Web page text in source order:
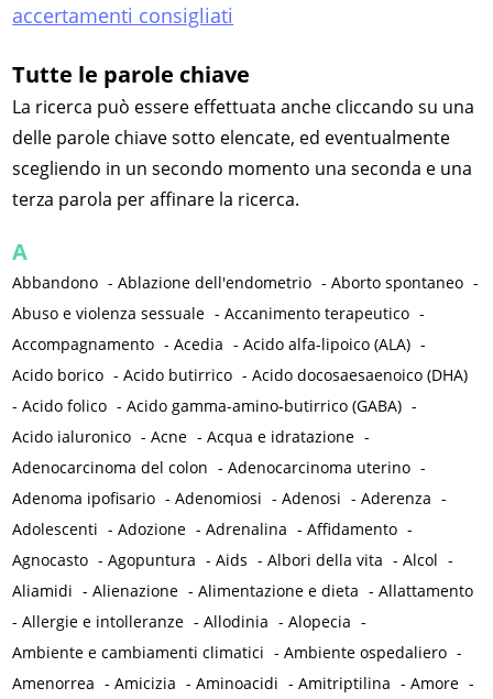
accertamenti consigliati
Tutte le parole chiave
La ricerca può essere effettuata anche cliccando su una
delle parole chiave sotto elencate, ed eventualmente
scegliendo in un secondo momento una seconda e una
terza parola per affinare la ricerca.
A
Abbandono -Ablazione dell'endometrio -Aborto spontaneo -
Abuso e violenza sessuale -Accanimento terapeutico -
Accompagnamento -Acedia -Acido alfa-lipoico (ALA) -
Acido borico -Acido butirrico -Acido docosaesaenoico (DHA)
-Acido folico -Acido gamma-amino-butirrico (GABA) -
Acido ialuronico -Acne -Acqua e idratazione -
Adenocarcinoma del colon -Adenocarcinoma uterino -
Adenoma ipofisario -Adenomiosi -Adenosi -Aderenza -
Adolescenti -Adozione -Adrenalina -Affidamento -
Agnocasto -Agopuntura -Aids -Albori della vita -Alcol -
Aliamidi -Alienazione -Alimentazione e dieta -Allattamento
-Allergie e intolleranze -Allodinia -Alopecia -
Ambiente e cambiamenti climatici -Ambiente ospedaliero -
Amenorrea -Amicizia -Aminoacidi -Amitriptilina -Amore -